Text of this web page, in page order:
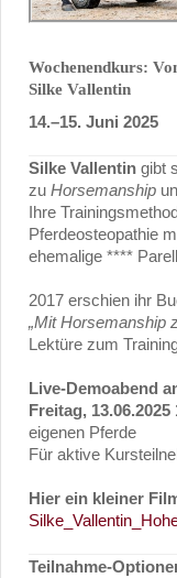
Wochenendkurs:
Silke Vallentin
14.–15. Juni 2025
Silke Vallentin gibt
zu Horsemanship
Ihre
Pferdeosteopathie
ehemalige ****
2017 erschien ihr
„Mit Horsemanship
Lektüre zum
Live-Demoabend
Freitag, 13.06.2025
eigenen Pferde
Für aktive
Hier ein kleiner
Teilnahme-